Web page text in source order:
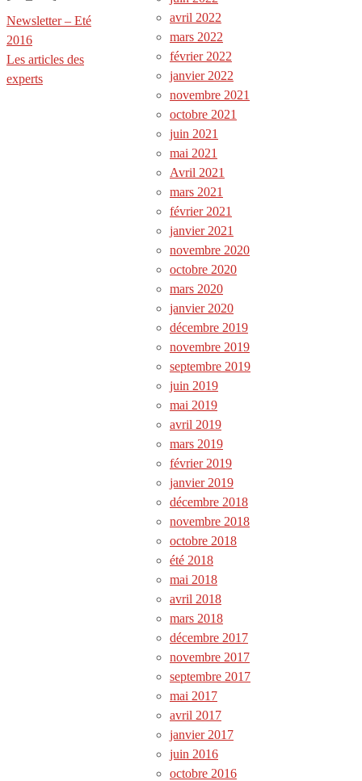
Newsletter – Eté
2016
Les articles des
experts
avril 2022
mars 2022
février 2022
janvier 2022
novembre 2021
octobre 2021
juin 2021
mai 2021
Avril 2021
mars 2021
février 2021
janvier 2021
novembre 2020
octobre 2020
mars 2020
janvier 2020
décembre 2019
novembre 2019
septembre 2019
juin 2019
mai 2019
avril 2019
mars 2019
février 2019
janvier 2019
décembre 2018
novembre 2018
octobre 2018
été 2018
mai 2018
avril 2018
mars 2018
décembre 2017
novembre 2017
septembre 2017
mai 2017
avril 2017
janvier 2017
juin 2016
octobre 2016